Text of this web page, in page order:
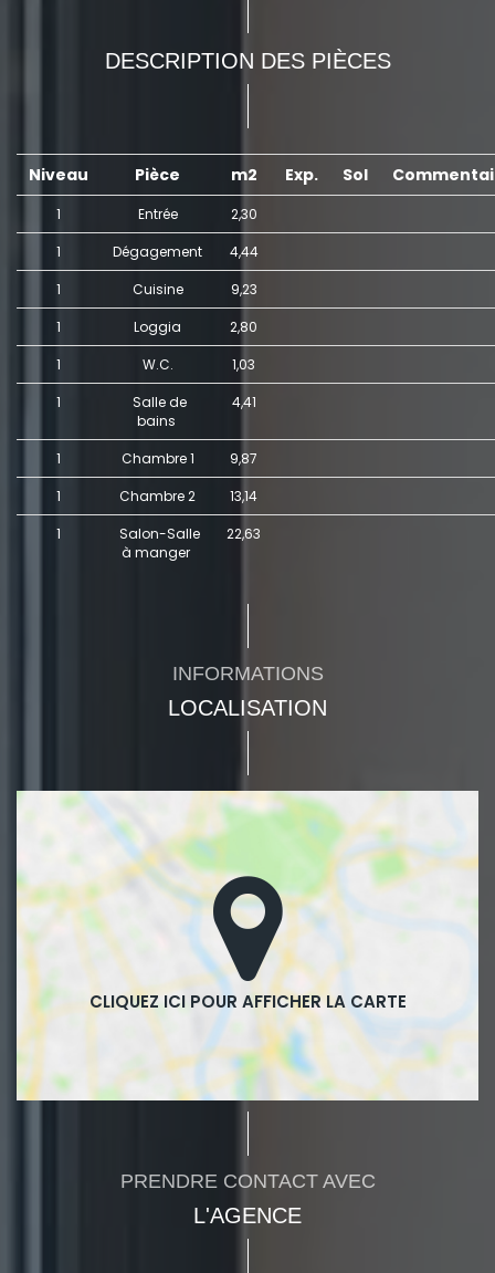
DESCRIPTION DES PIÈCES
Niveau Pièce m2 Exp. Sol
1 Entrée
2,30
1
Dégagement
4,44
1
Cuisine
9,23
1
Loggia
2,80
1
W.C.
1,03
1
Salle de
bains
4,41
1 Chambre 1
9,87
1
Chambre 2
13,14
1
Salon-Salle
à manger
22,63
INFORMATIONS
LOCALISATION
PRENDRE CONTACT AVEC
L'AGENCE